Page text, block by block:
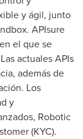
y ágil, junto
APIsure
el que se
actuales APIs
además de
Los
y
Robotic
(KYC).